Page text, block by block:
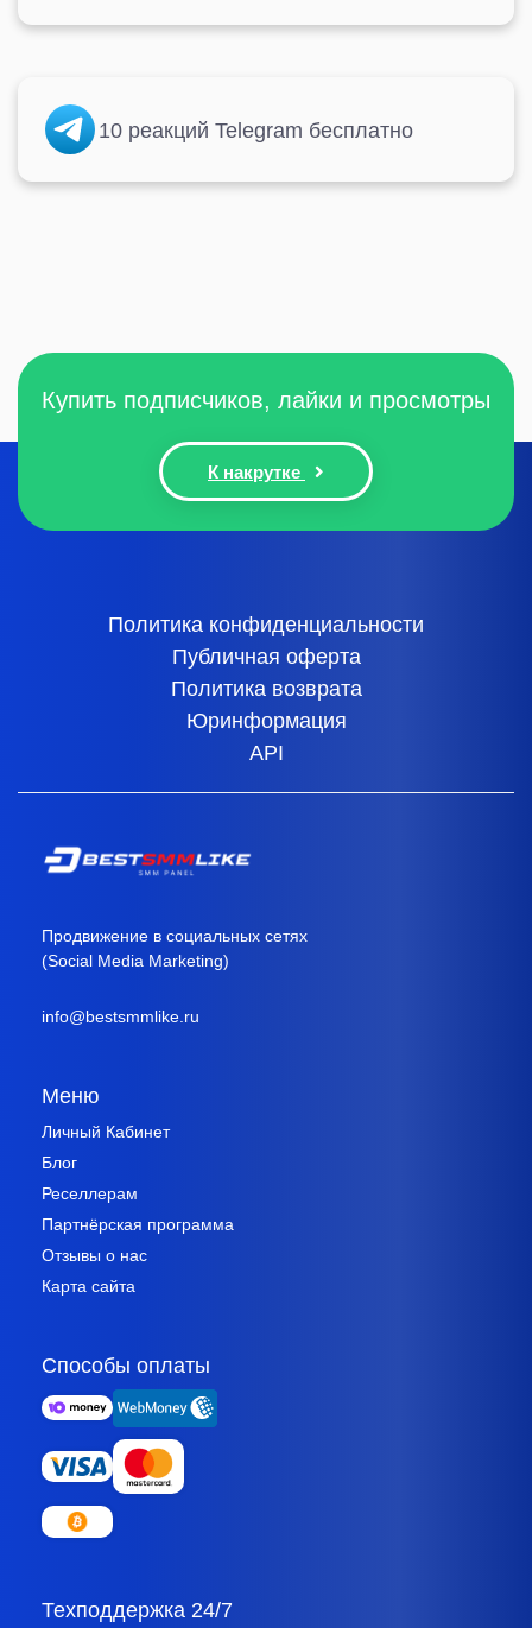
10 реакций Telegram бесплатно
Купить подписчиков, лайки и просмотры
К накрутке
Политика конфиденциальности
Публичная оферта
Политика возврата
Юринформация
API
Продвижение в социальных сетях
(Social Media Marketing)
info@bestsmmlike.ru
Меню
Личный Кабинет
Блог
Реселлерам
Партнёрская программа
Отзывы о нас
Карта сайта
Способы оплаты
Техподдержка 24/7